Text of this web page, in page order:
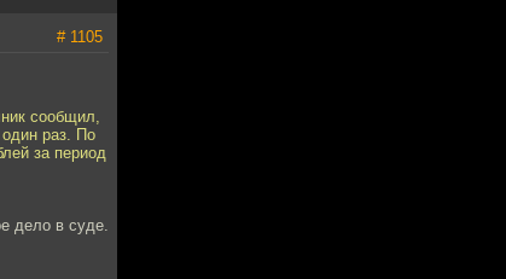
# 1105
сообщил,
раз. По
за период
дело в суде.